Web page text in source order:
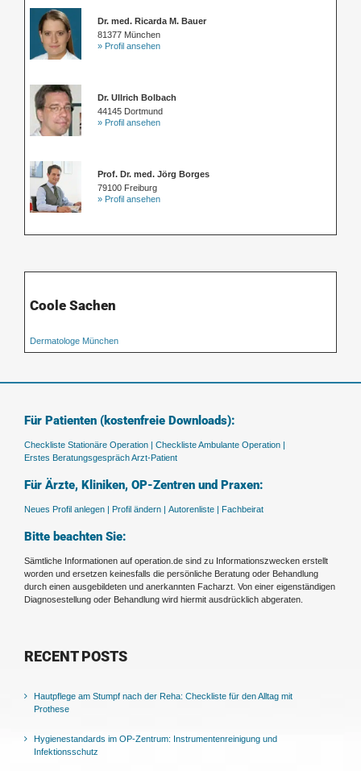
Dr. med. Ricarda M. Bauer
81377 München
» Profil ansehen
Dr. Ullrich Bolbach
44145 Dortmund
» Profil ansehen
Prof. Dr. med. Jörg Borges
79100 Freiburg
» Profil ansehen
Coole Sachen
Dermatologe München
Für Patienten (kostenfreie Downloads):
Checkliste Stationäre Operation | Checkliste Ambulante Operation |
Erstes Beratungsgespräch Arzt-Patient
Für Ärzte, Kliniken, OP-Zentren und Praxen:
Neues Profil anlegen | Profil ändern | Autorenliste | Fachbeirat
Bitte beachten Sie:
Sämtliche Informationen auf operation.de sind zu Informationszwecken erstellt
worden und ersetzen keinesfalls die persönliche Beratung oder Behandlung
durch einen ausgebildeten und anerkannten Facharzt. Von einer eigenständigen
Diagnosestellung oder Behandlung wird hiermit ausdrücklich abgeraten.
RECENT POSTS
Hautpflege am Stumpf nach der Reha: Checkliste für den Alltag mit
Prothese
Hygienestandards im OP-Zentrum: Instrumentenreinigung und
Infektionsschutz